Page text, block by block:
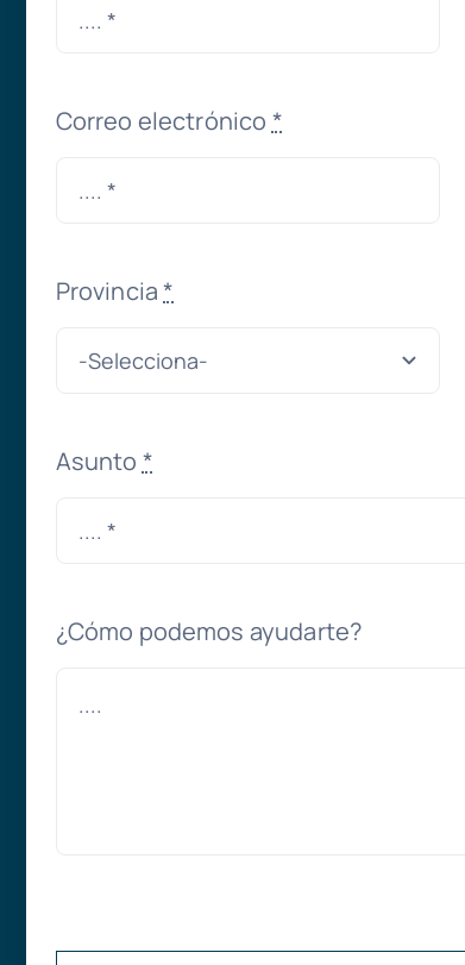
Correo electrónico *
Provincia*
Asunto *
¿Cómo podemos ayudarte?